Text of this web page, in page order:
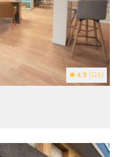
4.9 (126)